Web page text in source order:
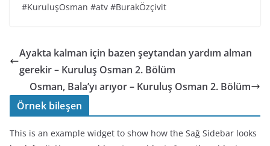
#KuruluşOsman #atv #BurakÖzçivit
Ayakta kalman için bazen şeytandan yardım alman
gerekir – Kuruluş Osman 2. Bölüm
Osman, Bala’yı arıyor – Kuruluş Osman 2. Bölüm
Örnek bileşen
This is an example widget to show how the Sağ Sidebar looks